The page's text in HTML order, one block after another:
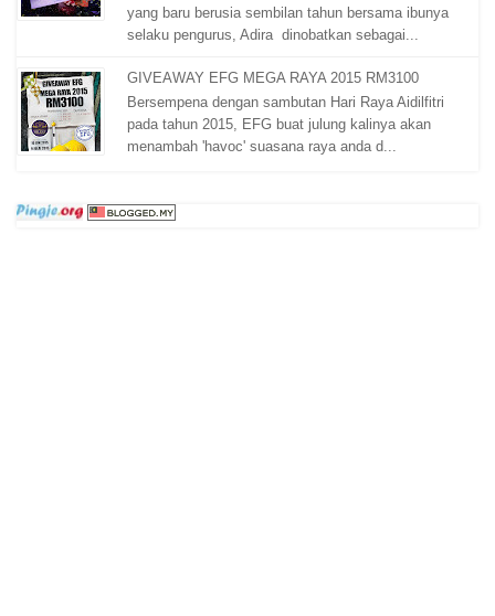
yang baru berusia sembilan tahun bersama ibunya
selaku pengurus, Adira dinobatkan sebagai...
GIVEAWAY EFG MEGA RAYA 2015 RM3100
Bersempena dengan sambutan Hari Raya Aidilfitri
pada tahun 2015, EFG buat julung kalinya akan
menambah 'havoc' suasana raya anda d...